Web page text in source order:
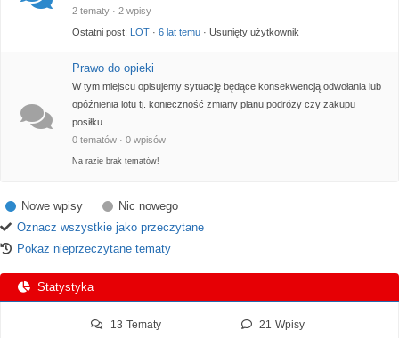
2 tematy · 2 wpisy
Ostatni post:
LOT · 6 lat temu · Usunięty użytkownik
Prawo do opieki
W tym miejscu opisujemy sytuację będące konsekwencją odwołania lub
opóźnienia lotu tj. konieczność zmiany planu podróży czy zakupu
posiłku
0 tematów · 0 wpisów
Na razie brak tematów!
Nowe wpisy
Nic nowego
Oznacz wszystkie jako przeczytane
Pokaż nieprzeczytane tematy
Statystyka
13 Tematy 21 Wpisy